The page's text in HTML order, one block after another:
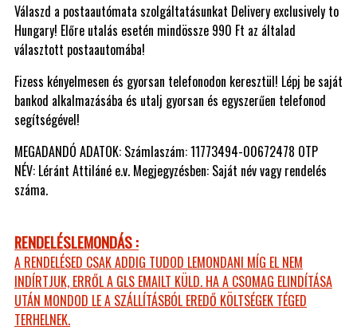
Válaszd a postaautómata szolgáltatásunkat Delivery exclusively to
Hungary! Előre utalás esetén mindössze 990 Ft az általad
választott postaautomába!
Fizess kényelmesen és gyorsan telefonodon keresztül! Lépj be saját
bankod alkalmazásába és utalj gyorsan és egyszerűen telefonod
segítségével!
MEGADANDÓ ADATOK: Számlaszám: 11773494-00672478 OTP
NÉV: Léránt Attiláné e.v. Megjegyzésben: Saját név vagy rendelés
száma.
RENDELÉSLEMONDÁS :
A RENDELÉSED CSAK ADDIG TUDOD LEMONDANI MÍG EL NEM
INDÍRTJUK, ERRŐL A GLS EMAILT KÜLD. HA A CSOMAG ELINDÍTÁSA
UTÁN MONDOD LE A SZÁLLÍTÁSBÓL EREDŐ KÖLTSÉGEK TÉGED
TERHELNEK.